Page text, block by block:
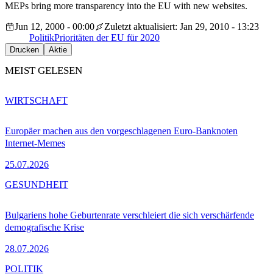
MEPs bring more transparency into the EU with new websites.
Jun 12, 2000 - 00:00
Zuletzt aktualisiert: Jan 29, 2010 - 13:23
PolitikPrioritäten der EU für 2020
Drucken Aktie
MEIST GELESEN
Europäer machen aus den vorgeschlagenen Euro-Banknoten
Internet-Memes
25.07.2026
WIRTSCHAFT
Bulgariens hohe Geburtenrate verschleiert die sich verschärfende
demografische Krise
28.07.2026
GESUNDHEIT
POLITIK